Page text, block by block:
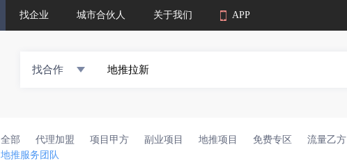
找企业 城市合伙人 关于我们 APP
找合作
全部 代理加盟 项目甲方 副业项目 地推项目 免费专区 流量乙方
地推服务团队